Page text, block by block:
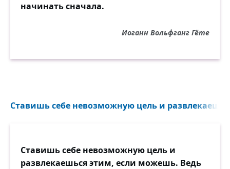
начинать сначала.
Иоганн Вольфганг Гёте
Ставишь себе невозможную цель и
Ставишь себе невозможную цель и
развлекаешься этим, если можешь. Ведь